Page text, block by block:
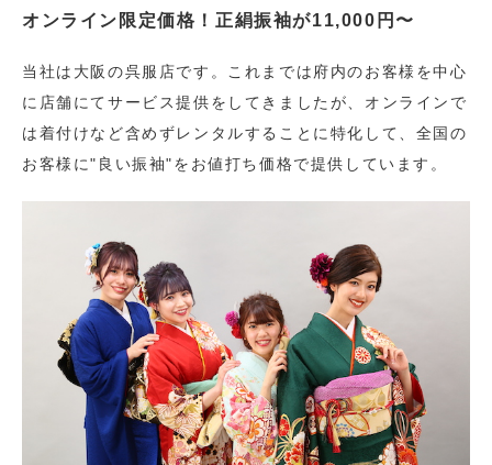
オンライン限定価格！正絹振袖が11,000円〜
当社は大阪の呉服店です。これまでは府内のお客様を中心
に店舗にてサービス提供をしてきましたが、オンラインで
は着付けなど含めずレンタルすることに特化して、全国の
お客様に"良い振袖"をお値打ち価格で提供しています。